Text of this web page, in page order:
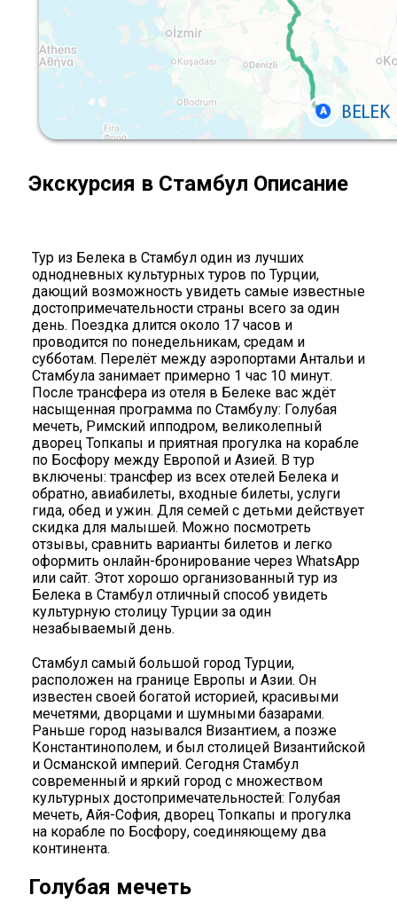
Экскурсия в Стамбул Описание
Тур из Белека в Стамбул один из лучших
однодневных культурных туров по Турции,
дающий возможность увидеть самые известные
достопримечательности страны всего за один
день. Поездка длится около 17 часов и
проводится по понедельникам, средам и
субботам. Перелёт между аэропортами Антальи и
Стамбула занимает примерно 1 час 10 минут.
После трансфера из отеля в Белеке вас ждёт
насыщенная программа по Стамбулу: Голубая
мечеть, Римский ипподром, великолепный
дворец Топкапы и приятная прогулка на корабле
по Босфору между Европой и Азией. В тур
включены: трансфер из всех отелей Белека и
обратно, авиабилеты, входные билеты, услуги
гида, обед и ужин. Для семей с детьми действует
скидка для малышей. Можно посмотреть
отзывы, сравнить варианты билетов и легко
оформить онлайн-бронирование через WhatsApp
или сайт. Этот хорошо организованный тур из
Белека в Стамбул отличный способ увидеть
культурную столицу Турции за один
незабываемый день.
Стамбул самый большой город Турции,
расположен на границе Европы и Азии. Он
известен своей богатой историей, красивыми
мечетями, дворцами и шумными базарами.
Раньше город назывался Византием, а позже
Константинополем, и был столицей Византийской
и Османской империй. Сегодня Стамбул
современный и яркий город с множеством
культурных достопримечательностей: Голубая
мечеть, Айя-София, дворец Топкапы и прогулка
на корабле по Босфору, соединяющему два
континента.
Голубая мечеть